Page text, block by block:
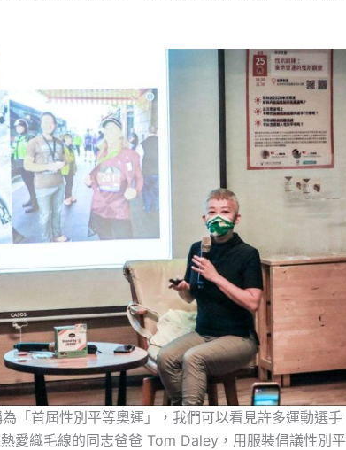
「首屆性別平等奧運」，我們可以看見許多運動選手
愛織毛線的同志爸爸 Tom Daley，用服裝倡議性別平